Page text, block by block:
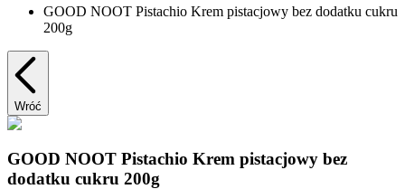
GOOD NOOT Pistachio Krem pistacjowy bez dodatku cukru
200g
Wróć
GOOD NOOT Pistachio Krem pistacjowy bez
dodatku cukru 200g